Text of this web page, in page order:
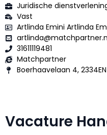
Juridische
Vast
Artlinda Emini Artlinda
31611119481
Matchpartner
Boerhaavelaan 4, 2334EN
Vacature